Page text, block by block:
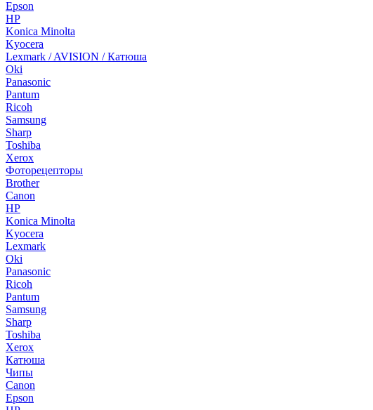
Epson
HP
Konica Minolta
Kyocera
Lexmark / AVISION / Катюша
Oki
Panasonic
Pantum
Ricoh
Samsung
Sharp
Toshiba
Xerox
Фоторецепторы
Brother
Canon
HP
Konica Minolta
Kyocera
Lexmark
Oki
Panasonic
Ricoh
Pantum
Samsung
Sharp
Toshiba
Xerox
Катюша
Чипы
Canon
Epson